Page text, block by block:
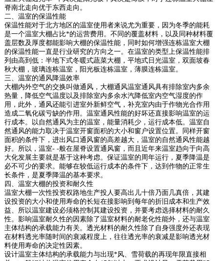
脊南北走向优于东西走向。
二、温室的保温性能
保温性能对于北方地区的温室使用者来说尤为重要，因为冬季的能耗
是一个温室大棚占比*的运营费用。不同的覆盖材料，以及同种材料覆
盖层数及厚度都能影响大棚的保温性能，同时如何增强连栋温室大棚
的保温性能一直是行业研究的方向之一。在温室的类型上保温性能排
列由高到低：半地下式冬暖式蔬菜大棚，平地式日光温室，双面坡春
秋大棚，玻璃连栋温室，阳光板连栋温室，薄膜连栋温室。
三、温室的通风降温效率
大棚内外空气的交换叫做通风，大棚通风温室通风具有排除室内多余
热量，降低空气温度以及排除室内多余水汽降低室内空气湿度的作
用，此外，通风还能引进室外新鲜空气，补充室内由于作物光合作用
造成二氧化碳亏缺的作用。温室通风性能的好坏还直接影响温室的运
行成本。以自然通风为主的温室，能量消耗少，运行成本低。温室自
然通风的能力取决于温室开窗面积的大小和窗户设置位置。同样开窗
面积的条件下，进出风口通风窗的高差越大，温室的自然通风性能越
好。所以，温室- -般在屋脊设置通风窗，而且近年来温室趋向于向高
大化发展主要就是基于这种考虑。保证温室的周年运行，夏季降温是
必不可少的要求。能够在较低运行成本的条件下，达到作物的正常生
长条件，是夏季降温的基本要求。
四、温室大棚的投资和耐久性
温室大棚一次性投资权路地生产投人要高出儿十倍乃面几真倍，其建
设投资的大小和使用寿命的长短在接影响到每年的折旧成本和生产效
益、所以温室建设必须格控制其建设投资，并要考虑选择材料的耐久
性。影响温室耐久性的因素除了温室材料的耐老化性能外，还与温室
主体结构的承载能力有关。透光材料的耐久性除了自身强度外还表现
在材料透光率随时间的衰减程度上，往往透光率的衰减是影响透光材
料使用寿命的决定性因素。
设计温室主体结构的承载能力与出现*风、雪荷载的再现年限直接相